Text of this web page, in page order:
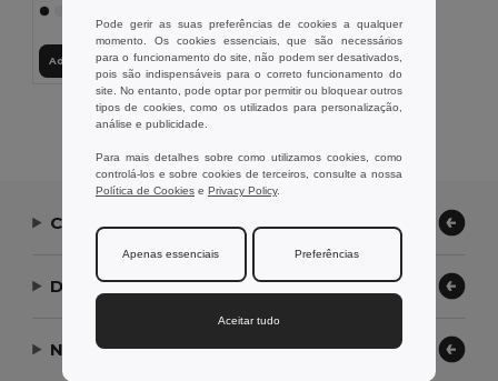
Adicionar ao Carrinho
Exibindo Todos Os Produtos.
Contate-nos
Deixe-nos ajudar
Nossa Empresa
Pode gerir as suas preferências de cookies a qualquer
momento. Os cookies essenciais, que são necessários
para o funcionamento do site, não podem ser desativados,
pois são indispensáveis para o correto funcionamento do
site. No entanto, pode optar por permitir ou bloquear outros
tipos de cookies, como os utilizados para personalização,
análise e publicidade.
Para mais detalhes sobre como utilizamos cookies, como
controlá-los e sobre cookies de terceiros, consulte a nossa
Política de Cookies e Privacy Policy.
Apenas essenciais Preferências
Aceitar tudo